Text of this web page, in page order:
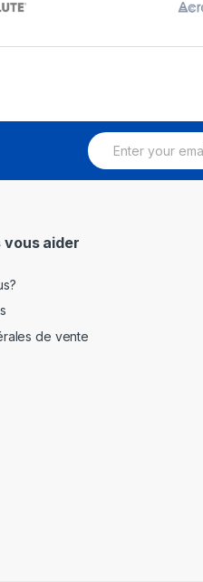
E
m
vous aider
de vente